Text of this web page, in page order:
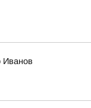
Иванов